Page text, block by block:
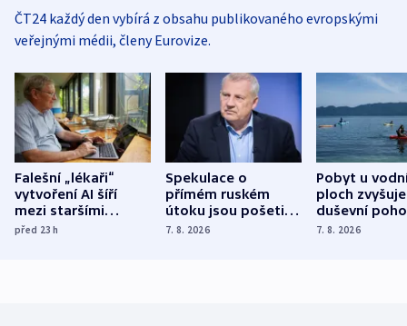
ČT24 každý den vybírá z obsahu publikovaného evropskými
veřejnými médii, členy Eurovize.
Falešní „lékaři“
vytvoření AI šíří
mezi staršími
Poláky nebezpečné
před 23h
Spekulace o
přímém ruském
útoku jsou pošetilé,
míní estonský
7. 8. 2026
Pobyt u
ploch zvyšuje
duševní
ukázala
7. 8. 2026